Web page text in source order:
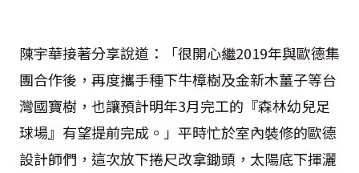
陳宇華接著分享說道：「很開心繼2019年與歐德集
團合作後，再度攜手種下牛樟樹及金新木薑子等台
灣國寶樹，也讓預計明年3月完工的『森林幼兒足
球場』有望提前完成。」平時忙於室內裝修的歐德
設計師們，這次放下捲尺改拿鋤頭，太陽底下揮灑